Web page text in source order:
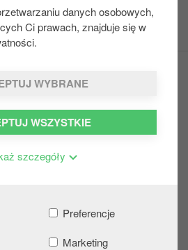
danych osobowych,
Ci prawach, znajduje się w
WYBRANE
WSZYSTKIE
szczegóły
Preferencje
Marketing
Otwarte 24/7